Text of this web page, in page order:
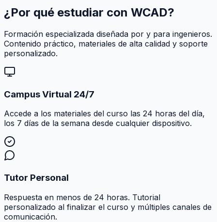
¿Por qué estudiar con WCAD?
Formación especializada diseñada por y para ingenieros.
Contenido práctico, materiales de alta calidad y soporte
personalizado.
Campus Virtual 24/7
Accede a los materiales del curso las 24 horas del día,
los 7 días de la semana desde cualquier dispositivo.
Tutor Personal
Respuesta en menos de 24 horas. Tutorial
personalizado al finalizar el curso y múltiples canales de
comunicación.